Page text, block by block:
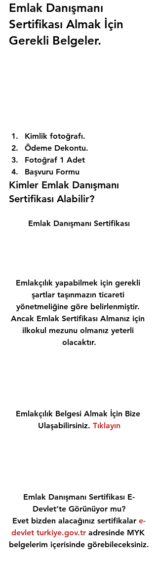
Emlak Danışmanı
Sertifikası Almak İçin
Gerekli Belgeler.
Kimlik fotoğrafı.
Ödeme Dekontu.
Fotoğraf 1 Adet
Başvuru Formu
Kimler Emlak Danışmanı
Sertifikası Alabilir?
Emlak Danışmanı Sertifikası
Emlakçılık yapabilmek için gerekli
şartlar taşınmazın ticareti
yönetmeliğine göre belirlenmiştir.
Ancak Emlak Sertifikası Almanız için
ilkokul mezunu olmanız yeterli
olacaktır.
Emlakçılık Belgesi Almak İçin Bize
Ulaşabilirsiniz. Tıklayın
Emlak Danışmanı Sertifikası E-
Devlet’te Görünüyor mu?
Evet bizden alacağınız sertifikalar e-
devlet turkiye.gov.tr adresinde MYK
belgelerim içerisinde görebileceksiniz.